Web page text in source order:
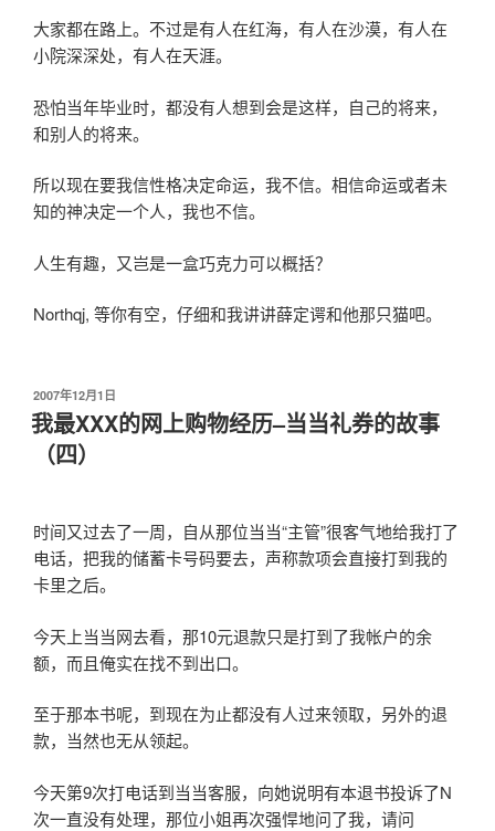
大家都在路上。不过是有人在红海，有人在沙漠，有人在
小院深深处，有人在天涯。
恐怕当年毕业时，都没有人想到会是这样，自己的将来，
和别人的将来。
所以现在要我信性格决定命运，我不信。相信命运或者未
知的神决定一个人，我也不信。
人生有趣，又岂是一盒巧克力可以概括？
Northqj, 等你有空，仔细和我讲讲薛定谔和他那只猫吧。
发
布
于
2007年12月1日
我最XXX的网上购物经历–当当礼券的故事
（四）
时间又过去了一周，自从那位当当“主管”很客气地给我打了
电话，把我的储蓄卡号码要去，声称款项会直接打到我的
卡里之后。
今天上当当网去看，那10元退款只是打到了我帐户的余
额，而且俺实在找不到出口。
至于那本书呢，到现在为止都没有人过来领取，另外的退
款，当然也无从领起。
今天第9次打电话到当当客服，向她说明有本退书投诉了N
次一直没有处理，那位小姐再次强悍地问了我，请问